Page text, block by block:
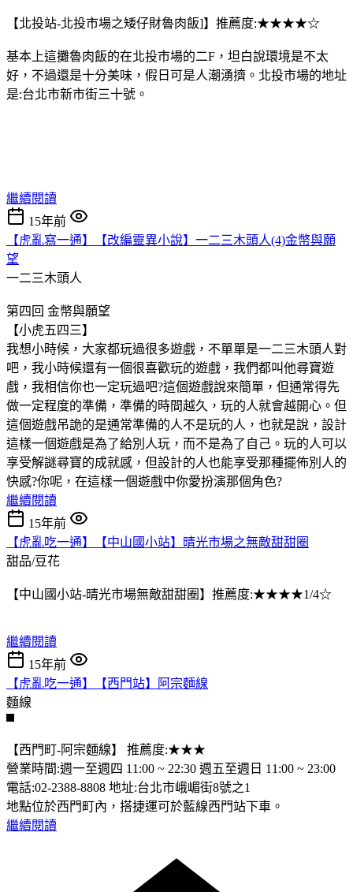
【北投站-北投市場之矮仔財魯肉飯]】推薦度:★★★★☆
基本上這攤魯肉飯的在北投市場的二F，坦白說環境是不太
好，不過還是十分美味，假日可是人潮湧擠。北投市場的地址
是:台北市新市街三十號。
繼續閱讀
15年前
【虎亂寫一通】【改編靈異小說】一二三木頭人(4)金幣與願
望
一二三木頭人
第四回 金幣與願望
【小虎五四三】
我想小時候，大家都玩過很多遊戲，不單單是一二三木頭人對
吧，我小時候還有一個很喜歡玩的遊戲，我們都叫他尋寶遊
戲，我相信你也一定玩過吧?這個遊戲說來簡單，但通常得先
做一定程度的準備，準備的時間越久，玩的人就會越開心。但
這個遊戲吊詭的是通常準備的人不是玩的人，也就是說，設計
這樣一個遊戲是為了給別人玩，而不是為了自己。玩的人可以
享受解謎尋寶的成就感，但設計的人也能享受那種擺佈別人的
快感?你呢，在這樣一個遊戲中你愛扮演那個角色?
繼續閱讀
15年前
【虎亂吃一通】【中山國小站】晴光市場之無敵甜甜圈
甜品/豆花
【中山國小站-晴光市場無敵甜甜圈】推薦度:★★★★1/4☆
繼續閱讀
15年前
【虎亂吃一通】【西門站】阿宗麵線
麵線
【西門町-阿宗麵線】 推薦度:★★★
營業時間:週一至週四 11:00 ~ 22:30 週五至週日 11:00 ~ 23:00
電話:02-2388-8808 地址:台北市峨嵋街8號之1
地點位於西門町內，搭捷運可於藍線西門站下車。
繼續閱讀